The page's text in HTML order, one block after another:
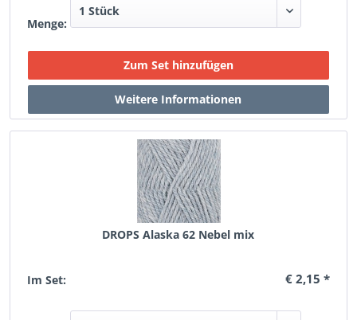
Menge:
DROPS Alaska 62 Nebel mix
Im Set: € 2,15 *